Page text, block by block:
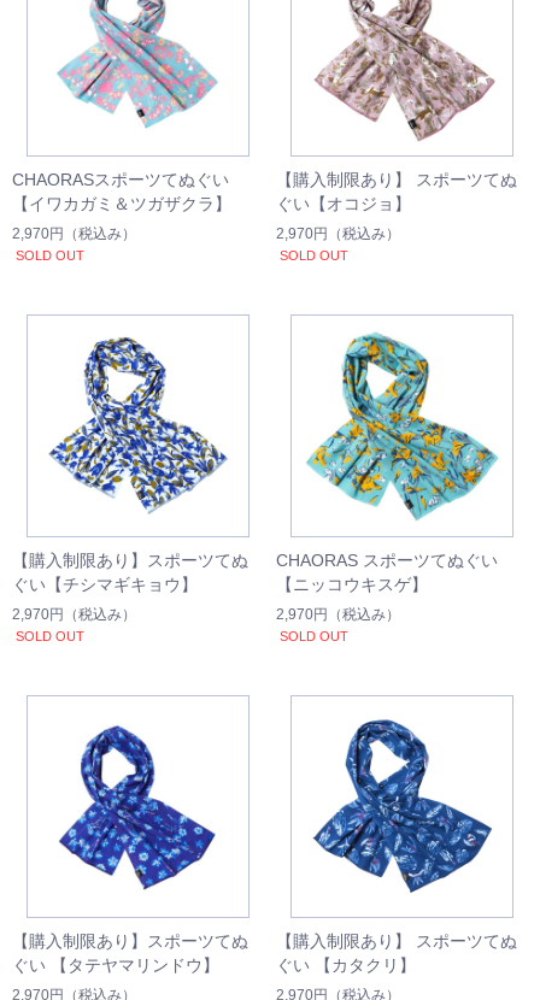
CHAORASスポーツてぬぐい
【イワカガミ＆ツガザクラ】
2,970円 （税込み）
SOLD OUT
【購入制限あり】 スポーツてぬ
ぐい【オコジョ】
2,970円 （税込み）
SOLD OUT
【購入制限あり】スポーツてぬ
ぐい【チシマギキョウ】
2,970円 （税込み）
SOLD OUT
CHAORAS スポーツてぬぐい
【ニッコウキスゲ】
2,970円 （税込み）
SOLD OUT
【購入制限あり】スポーツてぬ
ぐい 【タテヤマリンドウ】
2,970円 （税込み）
【購入制限あり】 スポーツてぬ
ぐい 【カタクリ】
2,970円 （税込み）